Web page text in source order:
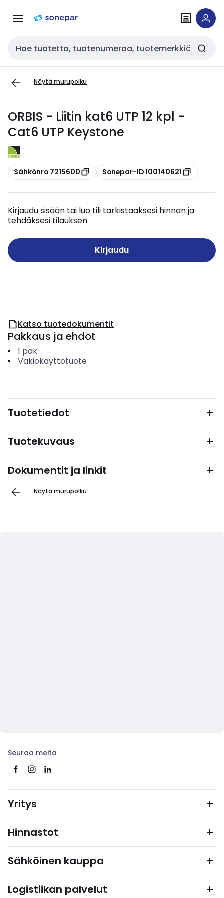
navigointiinsisältöön
Haku
Näytä murupolku
ORBIS - Liitin kat6 UTP 12 kpl -
Cat6 UTP Keystone
Kopioi
Sähkönro 7215600 Kopioi
Sonepar-ID 100140621
Kirjaudu sisään tai luo tili tarkistaaksesi hinnan ja
tehdäksesi tilauksen
Kirjaudu
Katso tuotedokumentit
Pakkaus ja ehdot
1 pak
Vakiokäyttötuote
Tuotetiedot
Tuotekuvaus
Dokumentit ja linkit
Näytä murupolku
Seuraa meitä
Yritys
Hinnastot
Sähköinen kauppa
Logistiikan palvelut